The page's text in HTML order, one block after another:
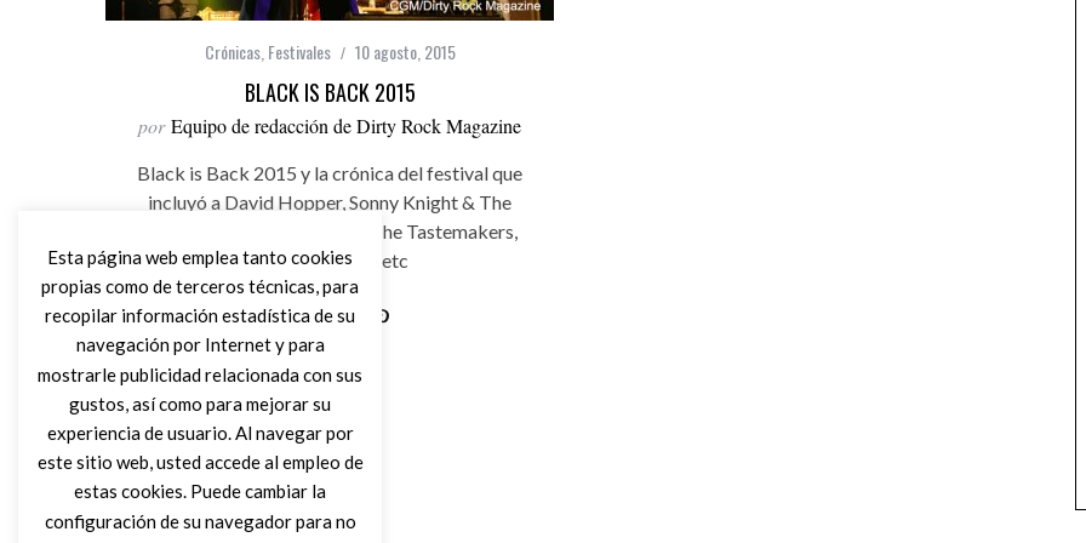
Crónicas, Festivales 10 agosto, 2015
BLACK IS BACK 2015
por Equipo de redacción de Dirty Rock Magazine
Black is Back 2015 y la crónica del festival que
incluyó a David Hopper, Sonny Knight & The
Lakers , Hannah Williams & The Tastemakers,
Lisa & The Lips, etc
Leer Más
Esta página web emplea tanto cookies
propias como de terceros técnicas, para
recopilar información estadística de su
navegación por Internet y para
mostrarle publicidad relacionada con sus
gustos, así como para mejorar su
experiencia de usuario. Al navegar por
este sitio web, usted accede al empleo de
estas cookies. Puede cambiar la
configuración de su navegador para no